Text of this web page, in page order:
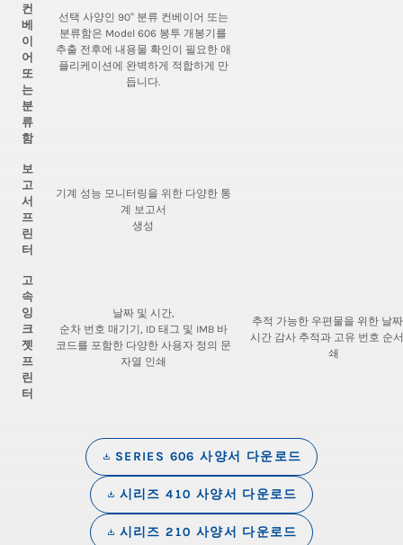
컨
베
이
어
또
는
분
류
함
선택 사양인 90° 분류 컨베이어 또는
분류함은 Model 606 봉투 개봉기를
추출 전후에 내용물 확인이 필요한 애
플리케이션에 완벽하게 적합하게 만
듭니다.
보
고
서
프
린
터
기계 성능 모니터링을 위한 다양한 통
계 보고서
생성
고
속
잉
크
젯
프
린
터
날짜 및 시간,
순차 번호 매기기, ID 태그 및 IMB 바
코드를 포함한 다양한 사용자 정의 문
자열 인쇄
추적 가능한 우편물을 위한 날
시간 감사 추적과 고유 번호 순
쇄
SERIES 606 사양서 다운로드
시리즈 410 사양서 다운로드
시리즈 210 사양서 다운로드